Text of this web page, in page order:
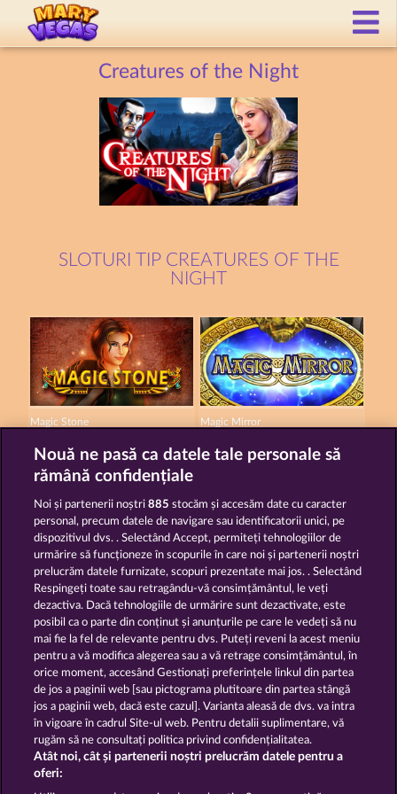
Creatures of the Night
SLOTURI TIP CREATURES OF THE
NIGHT
Magic Stone Magic Mirror
Gates Of Ishtar The Land of Heroes
Termeni și condiții
Declarație de confidențialitate
Asistență tehnică Firmă
Întrebări frecvente Program de afiliere
Nouă ne pasă ca datele tale personale să
rămână confidențiale
Noi și partenerii noștri885 stocăm și accesăm date cu caracter
personal, precum datele de navigare sau identificatorii unici, pe
dispozitivul dvs. . Selectând Accept, permiteți tehnologiilor de
urmărire să funcționeze în scopurile în care noi și partenerii noștri
prelucrăm datele furnizate, scopuri prezentate mai jos. . Selectând
Respingeți toate sau retragându-vă consimțământul, le veți
dezactiva. Dacă tehnologiile de urmărire sunt dezactivate, este
posibil ca o parte din conținut și anunțurile pe care le vedeți să nu
mai fie la fel de relevante pentru dvs. Puteți reveni la acest meniu
pentru a vă modifica alegerea sau a vă retrage consimțământul, în
orice moment, accesând Gestionați preferințele linkul din partea
de jos a paginii web [sau pictograma plutitoare din partea stângă
jos a paginii web, dacă este cazul]. Varianta aleasă de dvs. va intra
în vigoare în cadrul Site-ul web. Pentru detalii suplimentare, vă
rugăm să ne consultați politica privind confidențialitatea.
Atât noi, cât și partenerii noștri prelucrăm datele pentru a
oferi: